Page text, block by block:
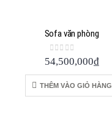
Sofa văn phòng
0out of 5
54,500,000₫
THÊM VÀO GIỎ HÀNG